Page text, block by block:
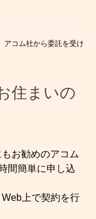
アコム社から委託を受け
住まいの
お勧めのアコム
間簡単に申し込
上で契約を行